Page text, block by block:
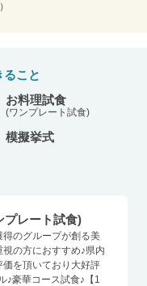
ること
お料理試食
(ワンプレート試食)
模擬挙式
プレート試食)
得のグループが創る美
の方におすすめ♪県内
を頂いており大好評
♪豪華コース試食♪【1